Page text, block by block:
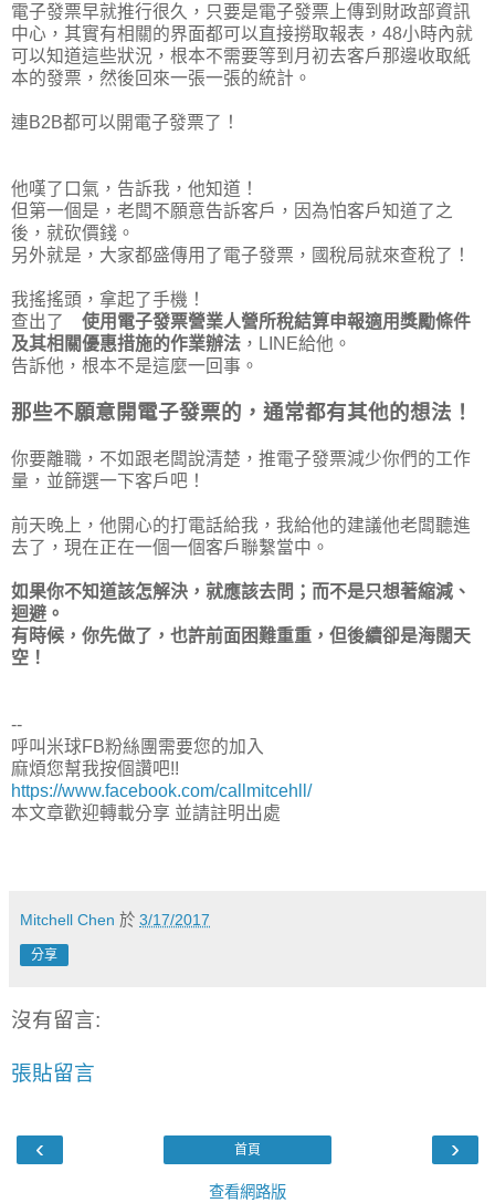
電子發票早就推行很久，只要是電子發票上傳到財政部資訊
中心，其實有相關的界面都可以直接撈取報表，48小時內就
可以知道這些狀況，根本不需要等到月初去客戶那邊收取紙
本的發票，然後回來一張一張的統計。
連B2B都可以開電子發票了！
他嘆了口氣，告訴我，他知道！
但第一個是，老闆不願意告訴客戶，因為怕客戶知道了之
後，就砍價錢。
另外就是，大家都盛傳用了電子發票，國稅局就來查稅了！
我搖搖頭，拿起了手機！
查出了 使用電子發票營業人營所稅結算申報適用獎勵條件
及其相關優惠措施的作業辦法 ，LINE給他。
告訴他，根本不是這麼一回事。
那些不願意開電子發票的，通常都有其他的想法！
你要離職，不如跟老闆說清楚，推電子發票減少你們的工作
量，並篩選一下客戶吧！
前天晚上，他開心的打電話給我，我給他的建議他老闆聽進
去了，現在正在一個一個客戶聯繫當中。
如果你不知道該怎解決，就應該去問；而不是只想著縮減、
迴避。
有時候，你先做了，也許前面困難重重，但後續卻是海闊天
空！
--
呼叫米球FB粉絲團需要您的加入
麻煩您幫我按個讚吧!!
https://www.facebook.com/callmitcehll/
本文章歡迎轉載分享 並請註明出處
Mitchell Chen 於 3/17/2017
分享
沒有留言:
張貼留言
‹ ›
首頁
查看網路版